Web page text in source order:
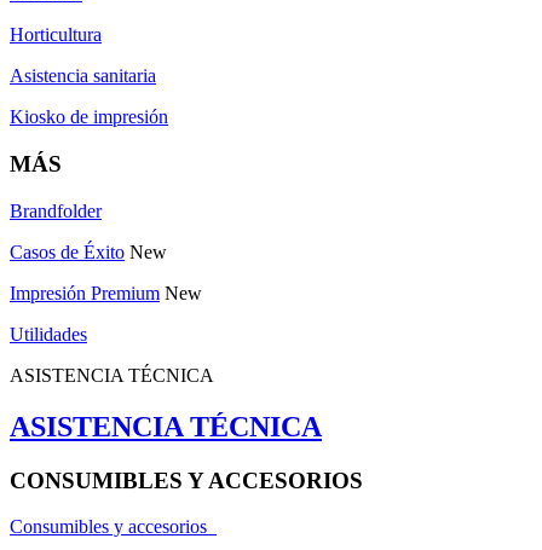
Horticultura
Asistencia sanitaria
Kiosko de impresión
MÁS
Brandfolder
Casos de Éxito New
Impresión Premium New
Utilidades
ASISTENCIA TÉCNICA
ASISTENCIA TÉCNICA
CONSUMIBLES Y ACCESORIOS
Consumibles y accesorios